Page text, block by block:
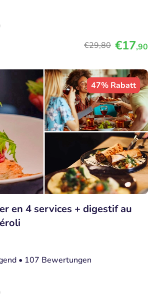
€29,80 €17,90
47% Rabatt
en 4 services + digestif au
• 107 Bewertungen